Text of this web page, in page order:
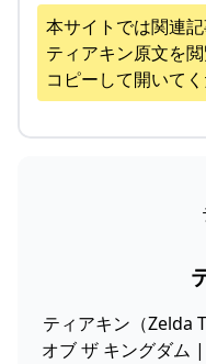
本サイトでは関連
ティアキン原文を
コピーして開いてく
ティアキン（Zelda
オブ ザ キングダム